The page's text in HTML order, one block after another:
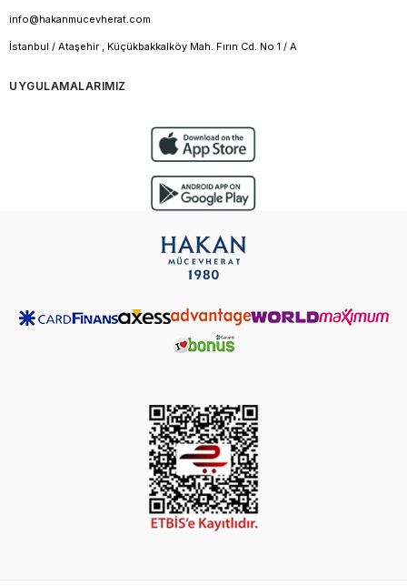
info@hakanmucevherat.com
İstanbul / Ataşehir , Küçükbakkalköy Mah. Fırın Cd. No 1 / A
UYGULAMALARIMIZ